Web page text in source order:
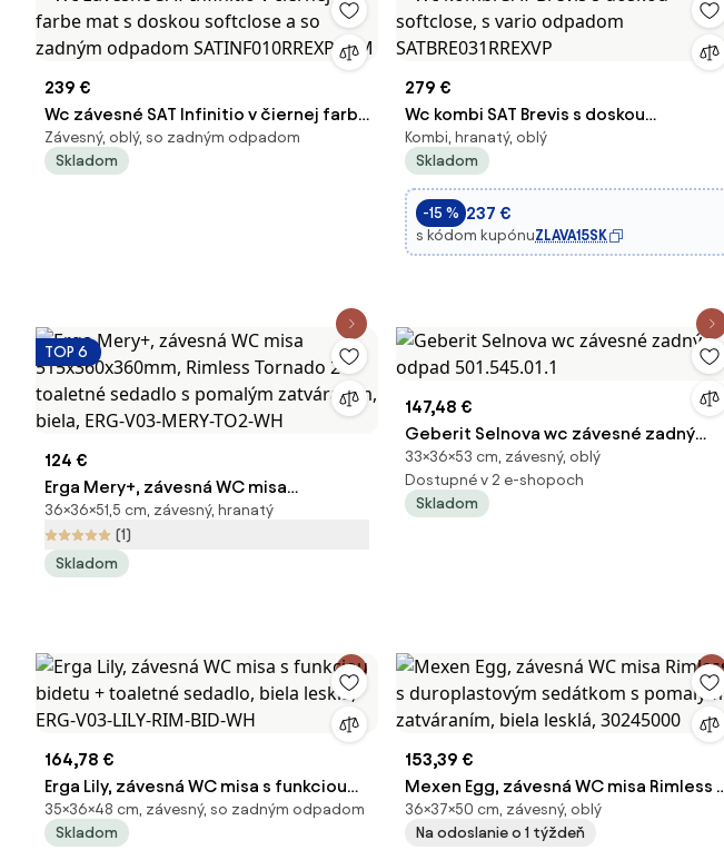
239 €
Wc závesné SAT Infinitio v čiernej farbe
mat s doskou softclose a so zadným
odpadom SATINF010RREXPBKM
Závesný, oblý, so zadným odpadom
Skladom
279 €
Wc kombi SAT Brevis s doskou
softclose, s vario odpadom
SATBRE031RREXVP
Kombi, hranatý, oblý
Skladom
-15 % 237 €
s kódom kupónuZLAVA15SK
TOP 6
124 €
Erga Mery+, závesná WC misa
515x360x360mm, Rimless Tornado 2 +
toaletné sedadlo s pomalým
zatváraním, biela, ERG-V03-MERY-TO2-
36×36×51,5 cm, závesný, hranatý
(1)
Skladom
147,48 €
Geberit Selnova wc závesné zadný
odpad 501.545.01.1
33×36×53 cm, závesný, oblý
Dostupné v 2 e-shopoch
Skladom
164,78 €
Erga Lily, závesná WC misa s funkciou
bidetu + toaletné sedadlo, biela lesklá,
ERG-V03-LILY-RIM-BID-WH
35×36×48 cm, závesný, so zadným odpadom
Skladom
153,39 €
Mexen Egg, závesná WC misa Rimless s
duroplastovým sedátkom s pomalým
zatváraním, biela lesklá, 30245000
36×37×50 cm, závesný, oblý
Na odoslanie o 1 týždeň